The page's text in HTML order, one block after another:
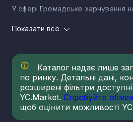
У сфері Громадське харчування
19 419 юридичних осіб
Структура ринку
До напрямку громадського
КВЕДи, які визначають
Основні КВЕДи громадського
зареєстрованих компаній і ФОП
56.10 Діяльність
Показати все
Каталог надає лише
по ринку. Детальні дані,
розширені фільтри доступні
YC.Market. Спробуйте
щоб оцінити можливості